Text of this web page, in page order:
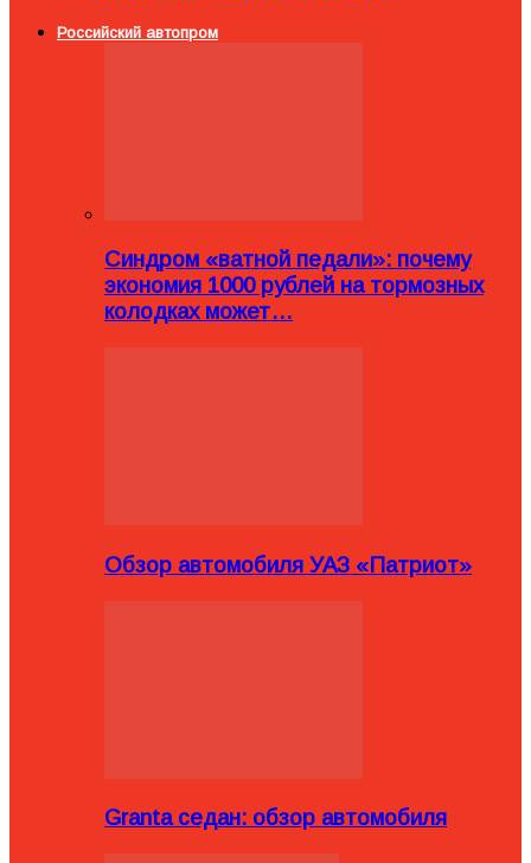
Российский автопром
Синдром «ватной педали»: почему
экономия 1000 рублей на тормозных
колодках может…
Обзор автомобиля УАЗ «Патриот»
Granta седан: обзор автомобиля